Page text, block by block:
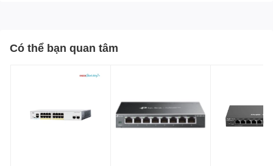
Có thể bạn quan tâm